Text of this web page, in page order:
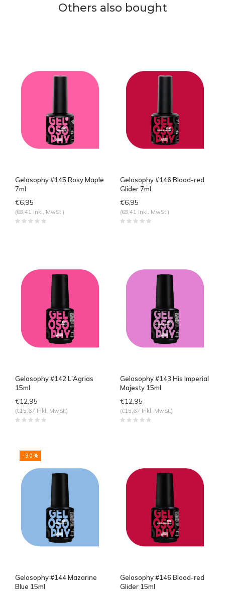
Others also bought
Gelosophy #145 Rosy Maple
7ml
€6,95
(€8,41 Inkl. MwSt.)
Gelosophy #146 Blood-red
Glider 7ml
€6,95
(€8,41 Inkl. MwSt.)
Gelosophy #142 L'Agrias
15ml
€12,95
(€15,67 Inkl. MwSt.)
Gelosophy #143 His Imperial
Majesty 15ml
€12,95
(€15,67 Inkl. MwSt.)
-30%
Gelosophy #144 Mazarine
Blue 15ml
Gelosophy #146 Blood-red
Glider 15ml